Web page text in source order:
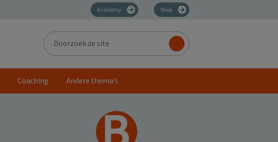
Academy Shop
Doorzoek
de
site
Coaching Andere thema’s